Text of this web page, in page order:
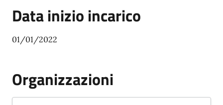
Data inizio incarico
01/01/2022
Organizzazioni